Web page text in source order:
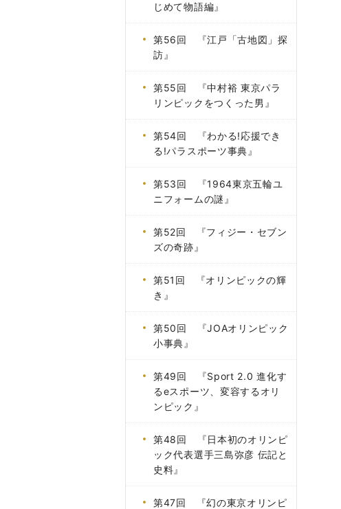
じめて物語編』
第56回 『江戸「古地図」探
訪』
第55回 『中村裕 東京パラ
リンピックをつくった男』
第54回 『わかる!応援でき
る!パラスポーツ事典』
第53回 『1964東京五輪ユ
ニフォームの謎』
第52回 『フィジー・セブン
ズの奇跡』
第51回 『オリンピックの輝
き』
第50回 『JOAオリンピック
小事典』
第49回 『Sport 2.0 進化す
るeスポーツ、変容するオリ
ンピック』
第48回 『日本初のオリンピ
ック代表選手三島弥彦 伝記と
史料』
第47回 『幻の東京オリンピ